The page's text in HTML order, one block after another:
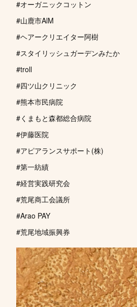
#オーガニックコットン
#山鹿市AlM
#ヘアークリエイター阿樹
#スタイリッシュガーデンみたか
#troll
#四ツ山クリニック
#熊本市民病院
#くまもと森都総合病院
#伊藤医院
#アピアランスサポート(株)
#第一紡績
#経営実践研究会
#荒尾商工会議所
#Arao PAY
#荒尾地域振興券